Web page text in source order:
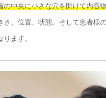
の中央に小さな穴を開けて内容
さ、位置、状態、そして患者様
ます。